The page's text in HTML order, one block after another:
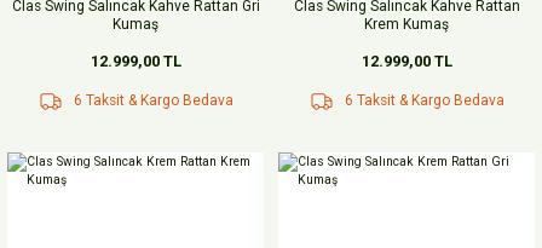
Clas Swing Salıncak Kahve Rattan Gri
Kumaş
12.999,00 TL
6 Taksit & Kargo Bedava
Clas Swing Salıncak Kahve Rattan
Krem Kumaş
12.999,00 TL
6 Taksit & Kargo Bedava